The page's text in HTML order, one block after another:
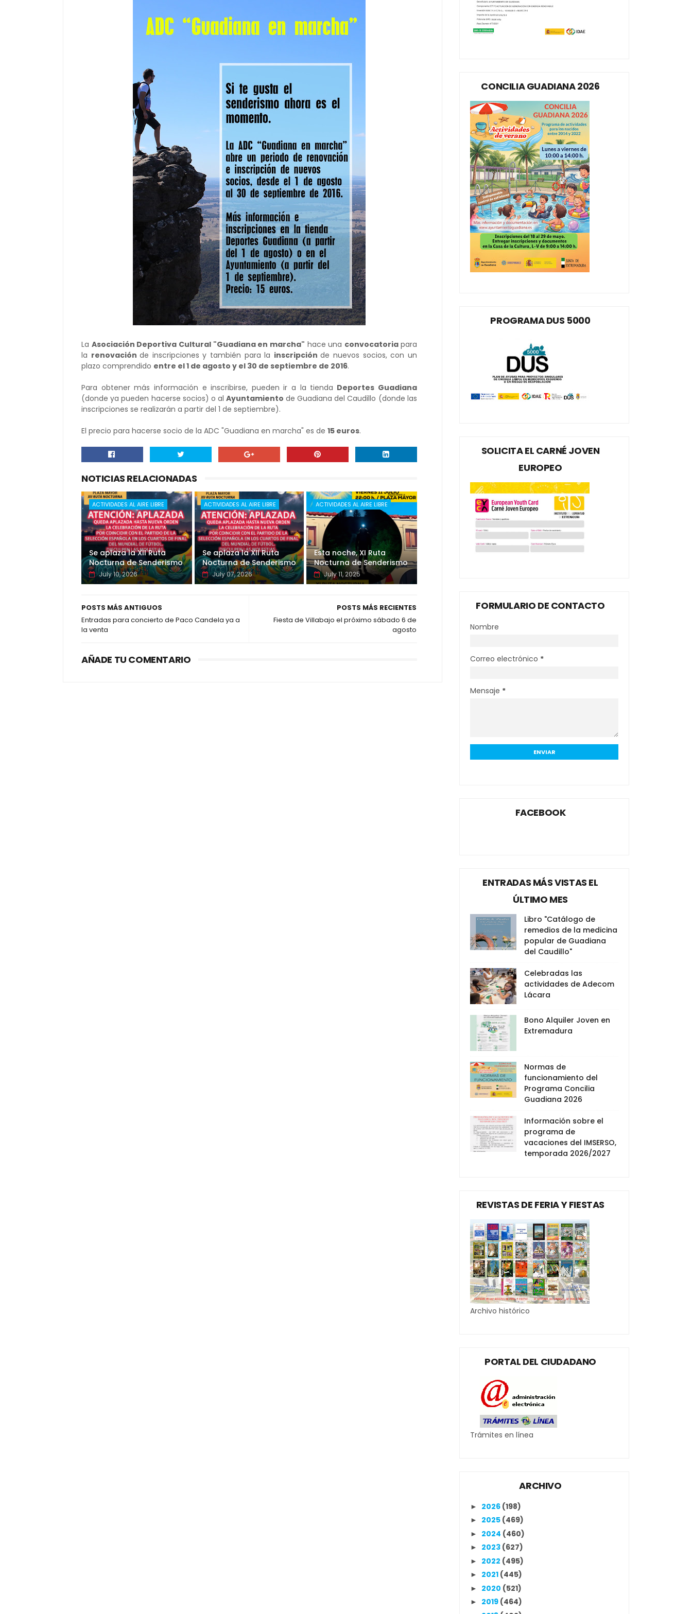
La Asociación Deportiva Cultural "Guadiana en marcha" hace una convocatoria para
la renovaciónde inscripciones y también para la inscripciónde nuevos socios, con un
plazo comprendido entre el 1 de agosto y el 30 de septiembre de 2016.
Para obtener más información e inscribirse, pueden ir a la tienda Deportes Guadiana
(donde ya pueden hacerse socios) o alAyuntamiento de Guadiana del Caudillo (donde las
inscripciones se realizarán a partir del 1 de septiembre).
El precio para hacerse socio de la ADC "Guadiana en marcha" es de 15 euros.
NOTICIAS RELACIONADAS
ACTIVIDADES AL AIRE LIBRE
Se aplaza la XII Ruta
Nocturna de Senderismo
July 10, 2026
ACTIVIDADES AL AIRE LIBRE
Se aplaza la XII Ruta
Nocturna de Senderismo
July 07, 2026
ACTIVIDADES AL AIRE LIBRE
Esta noche, XI Ruta
Nocturna de Senderismo
July 11, 2025
POSTS MÁS RECIENTES
Fiesta de Villabajo el próximo sábado 6 de
agosto
POSTS MÁS ANTIGUOS
Entradas para concierto de Paco Candela ya a
la venta
AÑADE TU COMENTARIO
CONCILIA GUADIANA 2026
PROGRAMA DUS 5000
SOLICITA EL CARNÉ JOVEN
EUROPEO
FORMULARIO DE CONTACTO
Nombre
Correo electrónico *
Mensaje *
FACEBOOK
ENTRADAS MÁS VISTAS EL
ÚLTIMO MES
Libro "Catálogo de
remedios de la medicina
popular de Guadiana
del Caudillo"
Celebradas las
actividades de Adecom
Lácara
Bono Alquiler Joven en
Extremadura
Normas de
funcionamiento del
Programa Concilia
Guadiana 2026
Información sobre el
programa de
vacaciones del IMSERSO,
temporada 2026/2027
REVISTAS DE FERIA Y FIESTAS
Archivo histórico
PORTAL DEL CIUDADANO
Trámites en línea
ARCHIVO
► 2026 (198)
► 2025 (469)
► 2024 (460)
► 2023 (627)
► 2022 (495)
► 2021 (445)
► 2020 (521)
► 2019 (464)